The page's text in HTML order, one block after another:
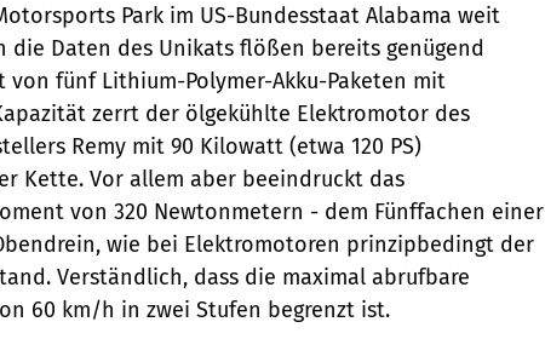
Park im US-Bundesstaat Alabama weit
die Daten des Unikats flößen bereits genügend
von fünf Lithium-Polymer-Akku-Paketen mit
zerrt der ölgekühlte Elektromotor des
Remy mit 90 Kilowatt (etwa 120 PS)
Kette. Vor allem aber beeindruckt das
von 320 Newtonmetern - dem Fünffachen einer
wie bei Elektromotoren prinzipbedingt der
Verständlich, dass die maximal abrufbare
60 km/h in zwei Stufen begrenzt ist.